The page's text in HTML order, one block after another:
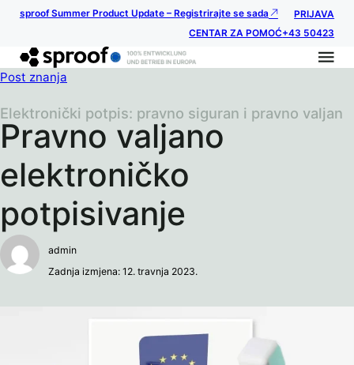
sproof Summer Product Update – Registrirajte se sada
PRIJAVA
CENTAR ZA POMOĆ+43 50423
Post znanja
Pravno valjano
elektroničko
potpisivanje
Elektronički potpis: pravno siguran i pravno valjan
admin
Zadnja izmjena: 12. travnja 2023.